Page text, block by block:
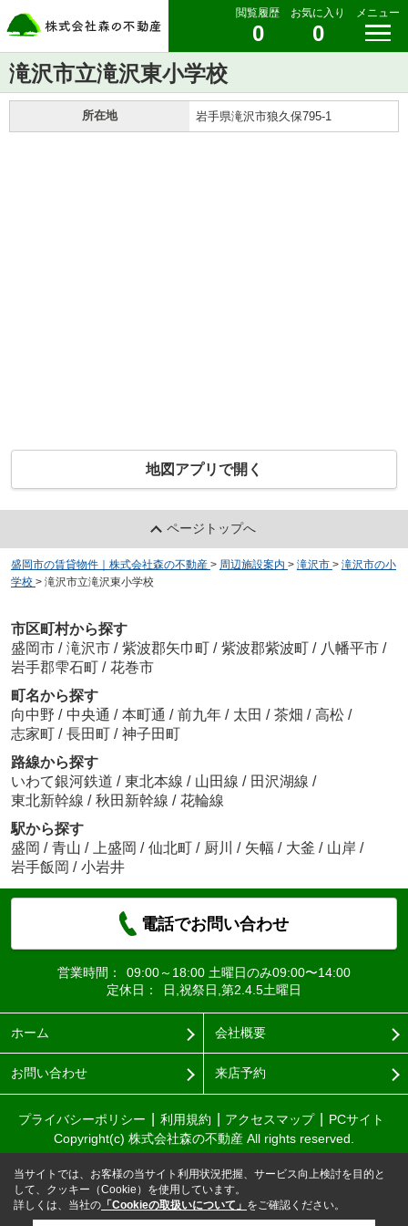
閲覧履歴
0
お気に入り
0
メニュー
滝沢市立滝沢東小学校
所在地 岩手県滝沢市狼久保795-1
地図アプリで開く
ページトップへ
盛岡市の賃貸物件｜株式会社森の不動産 > 周辺施設案内 > 滝沢市 > 滝沢市の小
学校 > 滝沢市立滝沢東小学校
市区町村から探す
盛岡市 / 滝沢市 / 紫波郡矢巾町 / 紫波郡紫波町 / 八幡平市 /
岩手郡雫石町 / 花巻市
町名から探す
向中野 / 中央通 / 本町通 / 前九年 / 太田 / 茶畑 / 高松 /
志家町 / 長田町 / 神子田町
路線から探す
いわて銀河鉄道 / 東北本線 / 山田線 / 田沢湖線 /
東北新幹線 / 秋田新幹線 / 花輪線
駅から探す
盛岡 / 青山 / 上盛岡 / 仙北町 / 厨川 / 矢幅 / 大釜 / 山岸 /
岩手飯岡 / 小岩井
電話でお問い合わせ
営業時間：
09:00～18:00 土曜日のみ09:00〜14:00
定休日：
日,祝祭日,第2.4.5土曜日
ホーム 会社概要
お問い合わせ 来店予約
プライバシーポリシー 利用規約 アクセスマップ
PCサイト
Copyright(c) 株式会社森の不動産 All rights reserved.
当サイトでは、お客様の当サイト利用状況把握、サービス向上検討を目的と
して、クッキー（Cookie）を使用しています。
詳しくは、当社の 「Cookieの取扱いについて」 をご確認ください。